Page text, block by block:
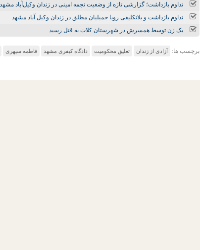
تداوم بازداشت؛ گزارشی تازه از وضعیت نجمه امینی در زندان وکیل‌آباد مشهد
تداوم بازداشت و بلاتکلیفی رویا جمیلیان مطلق در زندان وکیل آباد مشهد
یک زن توسط همسرش در شهرستان کلات به قتل رسید
برچسب ها: آزادی از زندان تعلیق محکومیت دادگاه کیفری مشهد فاطمه سپهری